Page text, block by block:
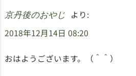
京丹後のおやじ
より:
2018年12月14日 08:20
おはようございます。（＾＾）